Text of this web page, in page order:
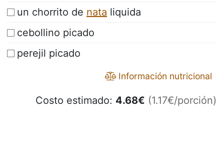
un chorrito de nata liquida
cebollino picado
perejil picado
Información nutricional
Costo estimado: 4.68€ (1.17€/porción)